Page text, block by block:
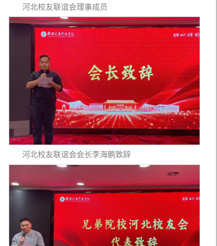
河北校友联谊会理事成员
河北校友联谊会会长李海鹏致辞